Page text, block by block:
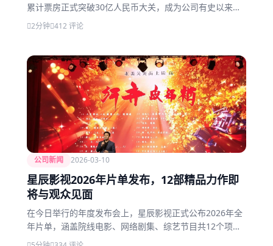
累计票房正式突破30亿人民币大关，成为公司有史以来票
房最高的作品。
2分钟 412 评论
公司新闻 2026-03-10
星辰影视2026年片单发布，12部精品力作即
将与观众见面
在今日举行的年度发布会上，星辰影视正式公布2026年全
年片单，涵盖院线电影、网络剧集、综艺节目共12个项
目，总投资规模创历史新高。